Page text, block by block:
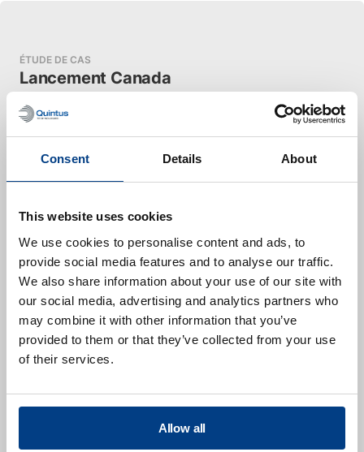
Consent Details About
This website uses cookies
We use cookies to personalise content and ads, to
provide social media features and to analyse our traffic.
We also share information about your use of our site with
our social media, advertising and analytics partners who
may combine it with other information that you’ve
provided to them or that they’ve collected from your use
of their services.
Allow all
ÉTUDE DE CAS
Lancement Canada
non lucratif qui se consacre à l’avancement de
matière de fusées par le biais de l’engagement
pratique des étudiants. En organisant la plus grande
compétition d’ingénierie de fusées au Canada et en
technologique en collaboration, ils offrent une
expérience inestimable à la prochaine génération de
professionnels de l’aérospatiale.
Nous sommes fiers de soutenir Launch Canada dans
la promotion de l’innovation aérospatiale portée par
et d’application en matière de compaction